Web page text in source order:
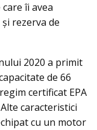
îi avea
rezerva de
2020 a primit
de 66
certificat EPA
caracteristici
cu un motor